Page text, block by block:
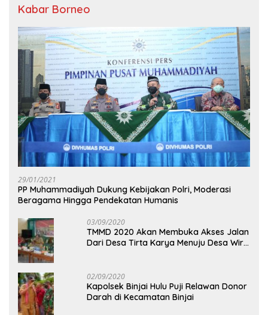
Kabar Borneo
29/01/2021
PP Muhammadiyah Dukung Kebijakan Polri, Moderasi
Beragama Hingga Pendekatan Humanis
03/09/2020
TMMD 2020 Akan Membuka Akses Jalan
Dari Desa Tirta Karya Menuju Desa Wira
02/09/2020
Kapolsek Binjai Hulu Puji Relawan Donor
Darah di Kecamatan Binjai